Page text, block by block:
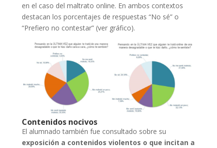
en el caso del maltrato online. En ambos contextos
destacan los porcentajes de respuestas “No sé” o
“Prefiero no contestar” (ver gráfico).
Contenidos nocivos
El alumnado también fue consultado sobre su
exposición a contenidos violentos o que incitan a